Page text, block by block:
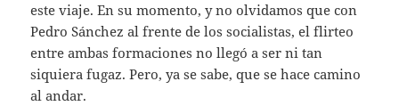
este viaje. En su momento, y no olvidamos que con
Pedro Sánchez al frente de los socialistas, el flirteo
entre ambas formaciones no llegó a ser ni tan
siquiera fugaz. Pero, ya se sabe, que se hace camino
al andar.